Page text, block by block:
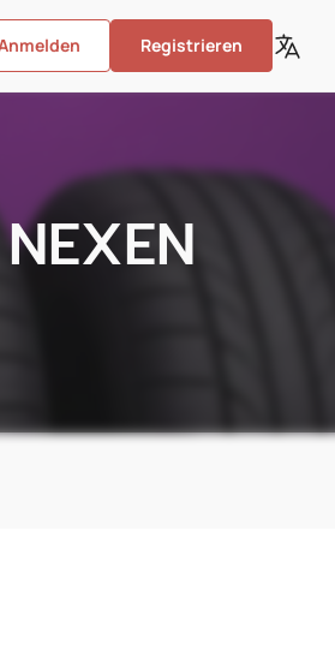
Registrieren